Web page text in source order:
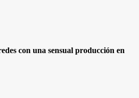
con una sensual producción en